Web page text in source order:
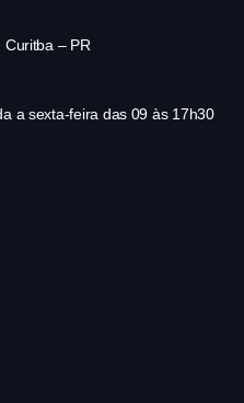
Curitba – PR
a sexta-feira das 09 às 17h30